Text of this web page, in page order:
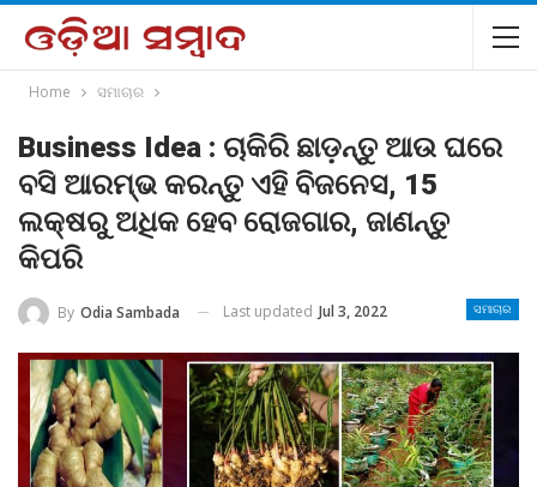
Home ସମାଚାର
Business Idea : ଚାକିରି ଛାଡ଼ନ୍ତୁ ଆଉ ଘରେ
ବସି ଆରମ୍ଭ କରନ୍ତୁ ଏହି ବିଜନେସ, 15
ଲକ୍ଷରୁ ଅଧିକ ହେବ ରୋଜଗାର, ଜାଣନ୍ତୁ
କିପରି
ସମାଚାର
By Odia Sambada Last updated Jul 3, 2022